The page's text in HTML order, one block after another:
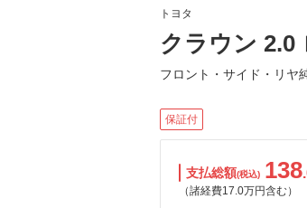
トヨタ
クラウン 2.0
フロント・サイド・リヤ
保証付
支払総額(税込) 138
（諸経費17.0万円含む）